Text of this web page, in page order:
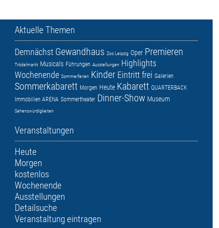
Aktuelle Themen
Demnächst Gewandhaus Zoo Leipzig Oper Premieren
Trödelmarkt Musicals Führungen Ausstellungen Highlights
Wochenende Sommerferien Kinder Eintritt frei Galerien
Sommerkabarett Morgen Heute Kabarett QUARTERBACK
Immobilien ARENA Sommertheater Dinner-Show Museum
Sehenswürdigkeiten
Veranstaltungen
Heute
Morgen
kostenlos
Wochenende
Ausstellungen
Detailsuche
Veranstaltung eintragen